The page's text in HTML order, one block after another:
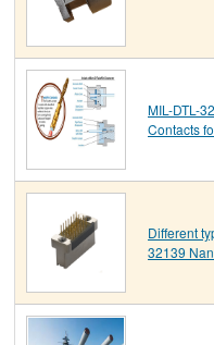
MIL-DTL-
Contacts
Different
32139